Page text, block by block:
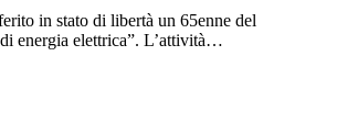
in stato di libertà un 65enne del
energia elettrica”. L’attività…